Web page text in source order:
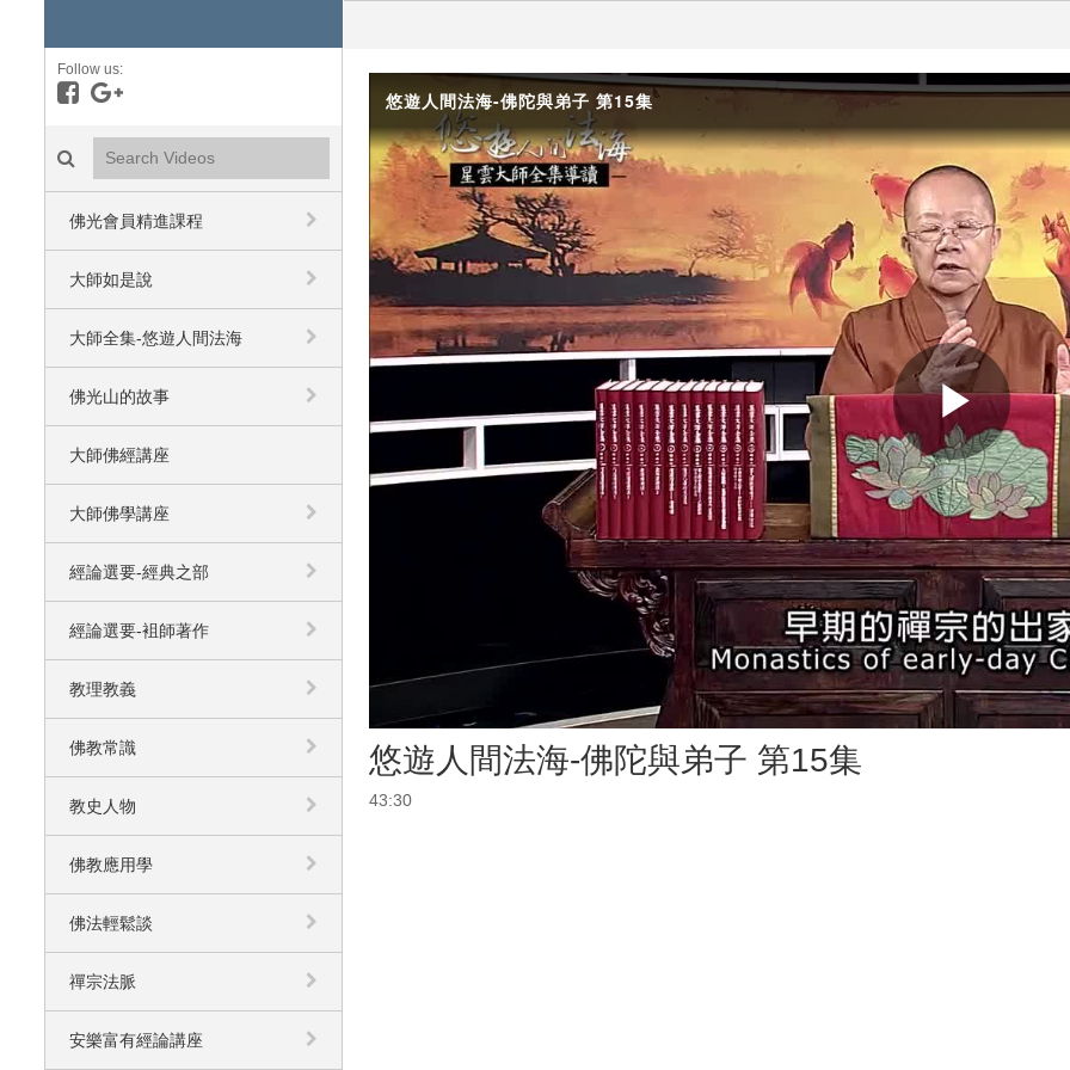
Follow us:
Like on Facebook
Follow on Google+
Search videos icon
佛光會員精進課程
大師如是說
大師全集-悠遊人間法海
佛光山的故事
大師佛經講座
大師佛學講座
經論選要-經典之部
經論選要-袓師著作
教理教義
佛教常識
教史人物
佛教應用學
佛法輕鬆談
禪宗法脈
安樂富有經論講座
悠遊人間法海-佛陀與弟子 第15集
Play
悠遊人間法海-佛陀與弟子 第15集
43:30